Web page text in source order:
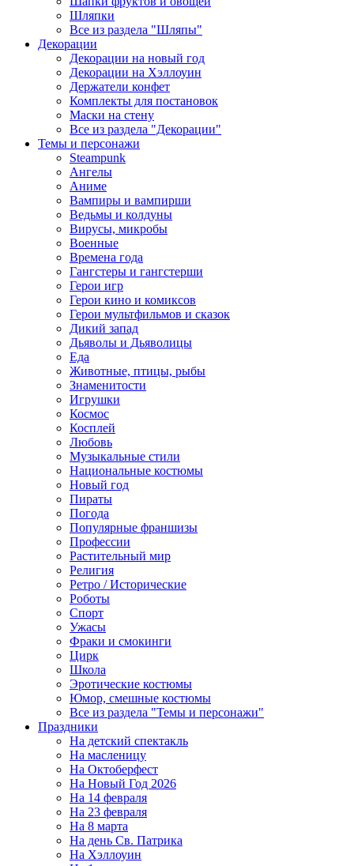
Шляпки
Все из раздела "Шляпы"
Декорации
Декорации на новый год
Декорации на Хэллоуин
Держатели конфет
Комплекты для постановок
Маски на стену
Все из раздела "Декорации"
Темы и персонажи
Steampunk
Ангелы
Аниме
Вампиры и вампирши
Ведьмы и колдуны
Вирусы, микробы
Военные
Времена года
Гангстеры и гангстерши
Герои игр
Герои кино и комиксов
Герои мультфильмов и сказок
Дикий запад
Дьяволы и Дьяволицы
Еда
Животные, птицы, рыбы
Знаменитости
Игрушки
Космос
Косплей
Любовь
Музыкальные стили
Национальные костюмы
Новый год
Пираты
Погода
Популярные франшизы
Профессии
Растительный мир
Религия
Ретро / Исторические
Роботы
Спорт
Ужасы
Фраки и смокинги
Цирк
Школа
Эротические костюмы
Юмор, смешные костюмы
Все из раздела "Темы и персонажи"
Праздники
На детский спектакль
На масленицу
На Октоберфест
На Новый Год 2026
На 14 февраля
На 23 февраля
На 8 марта
На день Св. Патрика
На Хэллоуин